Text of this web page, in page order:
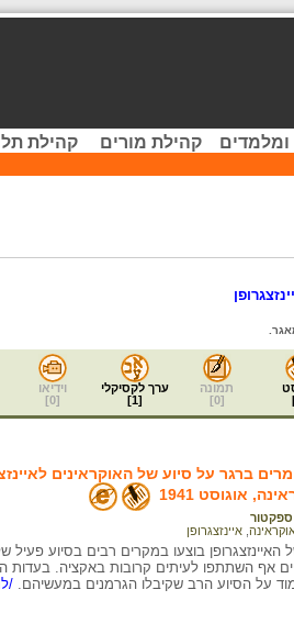
ומלמדים קהילת מורים קהילת
תמונה
[
0
]
ערך לקסיקלי
[
1
]
וידיאו
[
0
]
ברגר על סיוע של האוקראינים
אוגוסט 1941
איינזצגרופן
בוצעו במקרים רבים בסיוע פעיל
אף השתתפו לעיתים קרובות באקציה. בעדות
על הסיוע הרב שקיבלו הגרמנים במעשיהם. /